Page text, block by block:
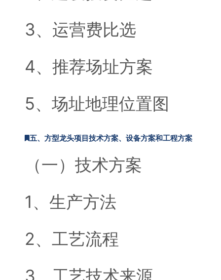
3、运营费比选
4、推荐场址方案
5、场址地理位置图
五、方型龙头项目技术方案、设备方案和工程方案
（一）技术方案
1、生产方法
2、工艺流程
3、工艺技术来源